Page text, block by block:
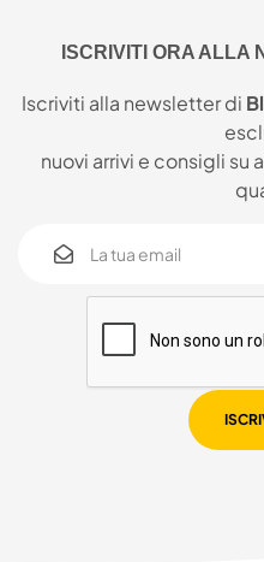
ISCRIVITI ORA ALLA
Iscriviti alla newsletter di
nuovi arrivi e consigli